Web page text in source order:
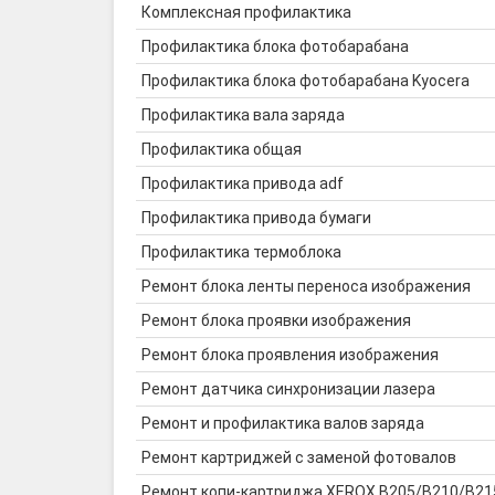
Комплексная профилактика
Профилактика блока фотобарабана
Профилактика блока фотобарабана Kyocera
Профилактика вала заряда
Профилактика общая
Профилактика привода adf
Профилактика привода бумаги
Профилактика термоблока
Ремонт блока ленты переноса изображения
Ремонт блока проявки изображения
Ремонт блока проявления изображения
Ремонт датчика синхронизации лазера
Ремонт и профилактика валов заряда
Ремонт картриджей с заменой фотовалов